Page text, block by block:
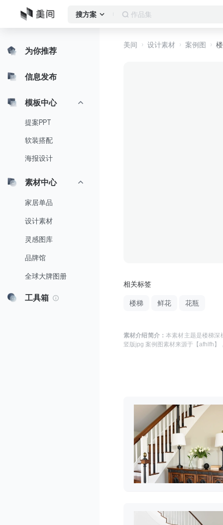
搜方案 作品集
为你推荐
信息发布
模板中心
提案PPT
软装搭配
海报设计
素材中心
家居单品
设计素材
灵感图库
品牌馆
全球大牌图册
工具箱
美间 设计素材 案例图
相关标签
楼梯 鲜花 花瓶
素材介绍简介：本素材主题是楼梯深
竖版jpg 案例图 素材来源于 【afhlfh】